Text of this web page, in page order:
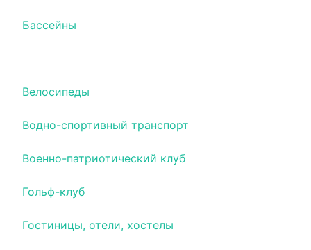
Бассейны
Велосипеды
Водно-спортивный транспорт
Военно-патриотический клуб
Гольф-клуб
Гостиницы, отели, хостелы